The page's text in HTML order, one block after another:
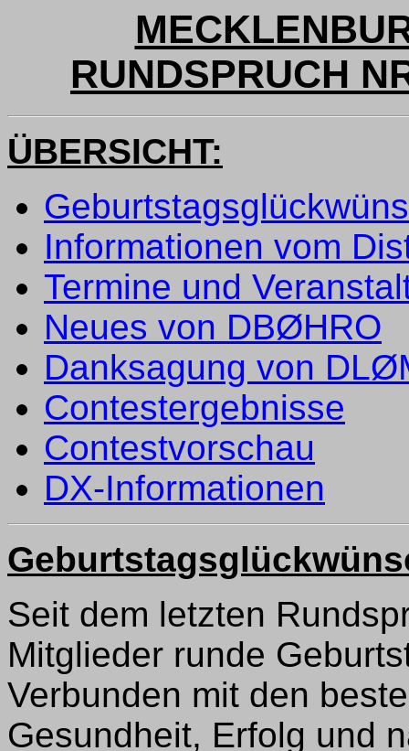
RUNDSPRUCH
ÜBERSICHT:
Informationen vom
Termine und
Neues von DBØHRO
Danksagung von
Contestergebnisse
Contestvorschau
DX-Informationen
Seit dem letzten
Mitglieder runde
Verbunden mit den
Gesundheit, Erfolg und